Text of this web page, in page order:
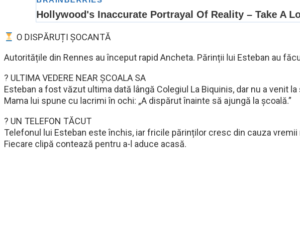
O DISPĂRUȚI ȘOCANTĂ
Autoritățile din Rennes au început rapid Ancheta. Părinții lui Esteban au
? ULTIMA VEDERE NEAR ȘCOALA SA
Esteban a fost văzut ultima dată lângă Colegiul La Biquinis, dar nu a venit la
Mama lui spune cu lacrimi în ochi: „A dispărut înainte să ajungă la școală.”
? UN TELEFON TĂCUT
Telefonul lui Esteban este închis, iar fricile părinților cresc din cauza vremii
Fiecare clipă contează pentru a-l aduce acasă.